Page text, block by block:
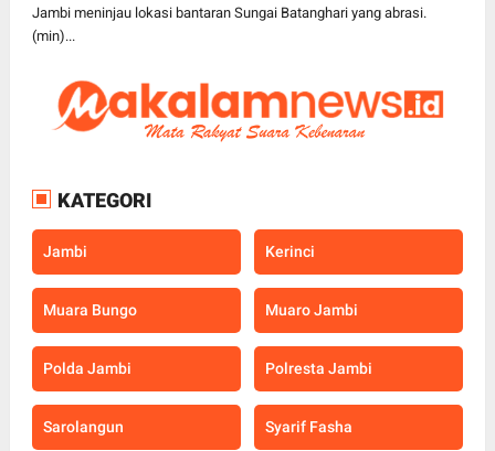
Jambi meninjau lokasi bantaran Sungai Batanghari yang abrasi.
(min)...
KATEGORI
Jambi Kerinci
Muara Bungo Muaro Jambi
Polda Jambi Polresta Jambi
Sarolangun Syarif Fasha